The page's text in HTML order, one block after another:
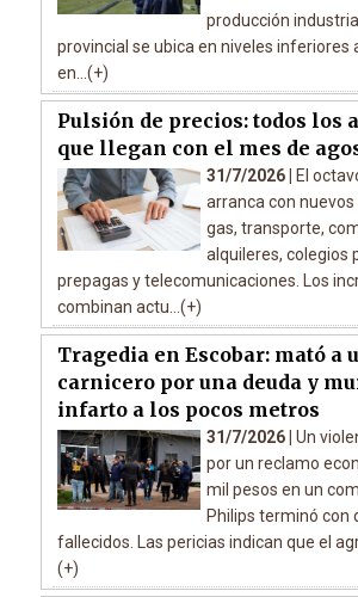
producción
provincial se ubica en niveles inferiores
en...(+)
Pulsión de precios: todos los
que llegan con el mes de
31/7/2026 |
El
arranca con
gas, transporte,
alquileres, colegios
prepagas y telecomunicaciones. Los
combinan actu...(+)
Tragedia en Escobar: mató a
carnicero por una deuda y
infarto a los pocos metros
31/7/2026 | Un
por un reclamo
mil pesos en un
Philips terminó con
fallecidos. Las pericias indican que el
(+)